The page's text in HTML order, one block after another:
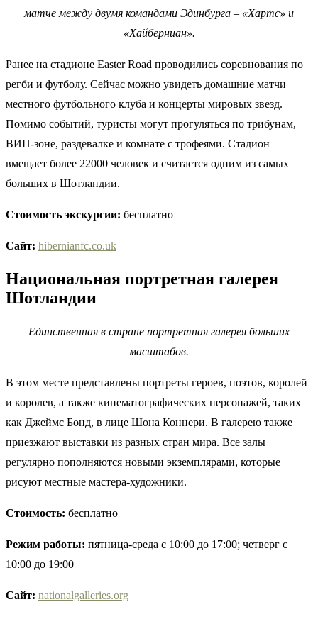
матче между двумя командами Эдинбурга – «Хартс» и
«Хайберниан».
Ранее на стадионе Easter Road проводились соревнования по
регби и футболу. Сейчас можно увидеть домашние матчи
местного футбольного клуба и концерты мировых звезд.
Помимо событий, туристы могут прогуляться по трибунам,
ВИП-зоне, раздевалке и комнате с трофеями. Стадион
вмещает более 22000 человек и считается одним из самых
больших в Шотландии.
Стоимость экскурсии: бесплатно
Сайт: hibernianfc.co.uk
Национальная портретная галерея
Шотландии
Единственная в стране портретная галерея больших
масштабов.
В этом месте представлены портреты героев, поэтов, королей
и королев, а также кинематографических персонажей, таких
как Джеймс Бонд, в лице Шона Коннери. В галерею также
приезжают выставки из разных стран мира. Все залы
регулярно пополняются новыми экземплярами, которые
рисуют местные мастера-художники.
Стоимость: бесплатно
Режим работы: пятница-среда с 10:00 до 17:00; четверг с
10:00 до 19:00
Сайт: nationalgalleries.org